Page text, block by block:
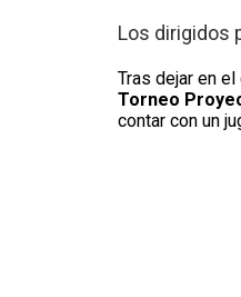
Los dirigidos
Tras dejar en
Torneo
contar con un